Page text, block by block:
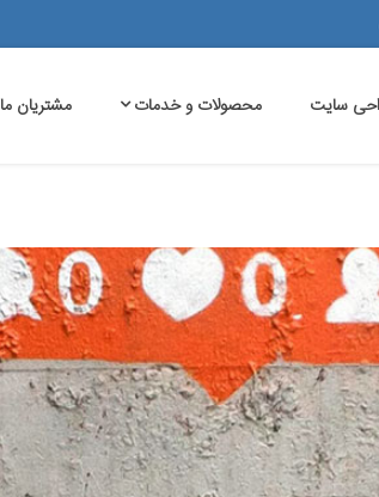
سایت محصولات و خدمات مشتریان ما